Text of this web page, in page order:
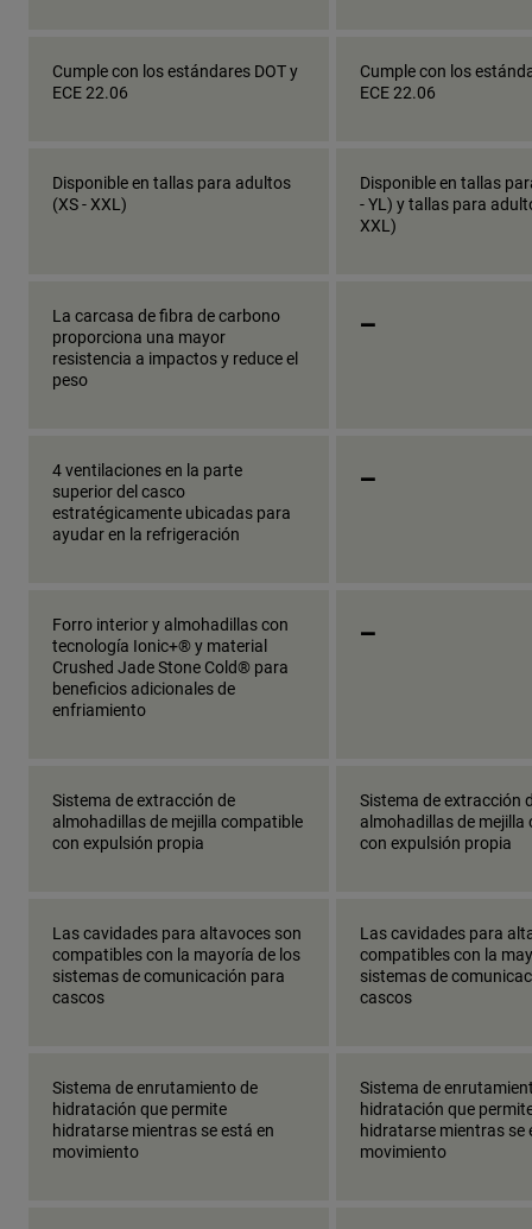
Cumple con los estándares DOT y
ECE 22.06
Cumple con los
ECE 22.06
Disponible en tallas para adultos
(XS - XXL)
Disponible en tallas
- YL) y tallas para
XXL)
La carcasa de fibra de carbono
proporciona una mayor
resistencia a impactos y reduce el
peso
_
4 ventilaciones en la parte
superior del casco
estratégicamente ubicadas para
ayudar en la refrigeración
_
Forro interior y almohadillas con
tecnología Ionic+® y material
Crushed Jade Stone Cold® para
beneficios adicionales de
enfriamiento
_
Sistema de extracción de
almohadillas de mejilla compatible
con expulsión propia
Sistema de extracción
almohadillas de mejilla
con expulsión propia
Las cavidades para altavoces son
compatibles con la mayoría de los
sistemas de comunicación para
cascos
Las cavidades para
compatibles con la
sistemas de
cascos
Sistema de enrutamiento de
hidratación que permite
hidratarse mientras se está en
movimiento
Sistema de
hidratación que
hidratarse mientras se
movimiento